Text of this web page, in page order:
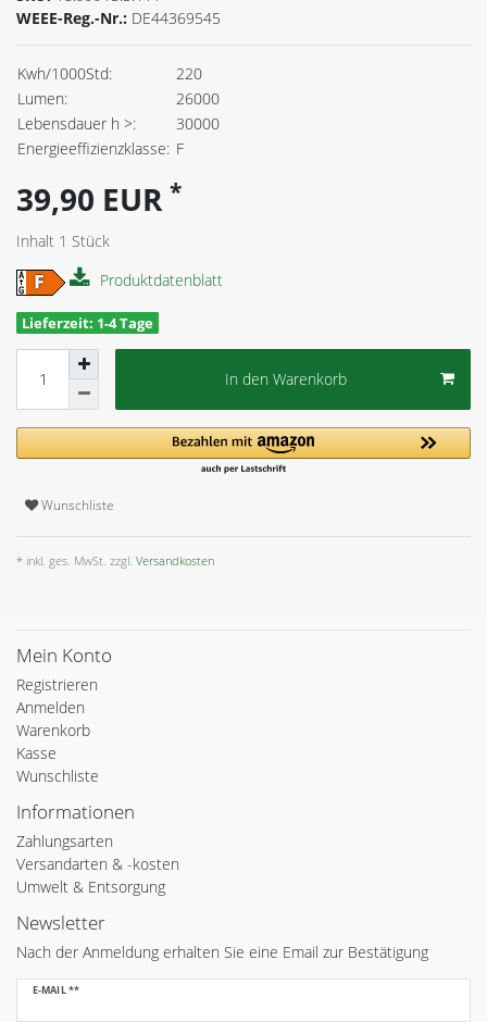
WEEE-Reg.-Nr.: DE44369545
Kwh/1000Std:
220
Lumen:
26000
Lebensdauer h >:
30000
Energieeffizienzklasse: F
39,90 EUR *
Inhalt 1 Stück
Produktdatenblatt
Lieferzeit: 1-4 Tage
In den Warenkorb
Wunschliste
* inkl. ges. MwSt. zzgl. Versandkosten
Mein Konto
Registrieren
Anmelden
Warenkorb
Kasse
Wunschliste
Informationen
Zahlungsarten
Versandarten & -kosten
Umwelt & Entsorgung
Newsletter
Nach der Anmeldung erhalten Sie eine Email zur Bestätigung
E-MAIL **
Newsletter